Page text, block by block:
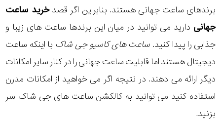
برندهای ساعت جهانی هستند. بنابراین اگر قصدخرید ساعت
جهانی دارید می توانید در میان این برندها ساعت های زیبا و
جذابی را پیدا کنید. ساعت های کاسیو جی شاک با اینکه ساعت
دیجیتال هستند اما قابلیت ساعت جهانی را در کنار سایر امکانات
دیگر ارائه می دهند. در نتیجه اگر می خواهید از امکانات مدرن
استفاده کنید می توانید به کالکشن ساعت های جی شاک سر
بزنید.